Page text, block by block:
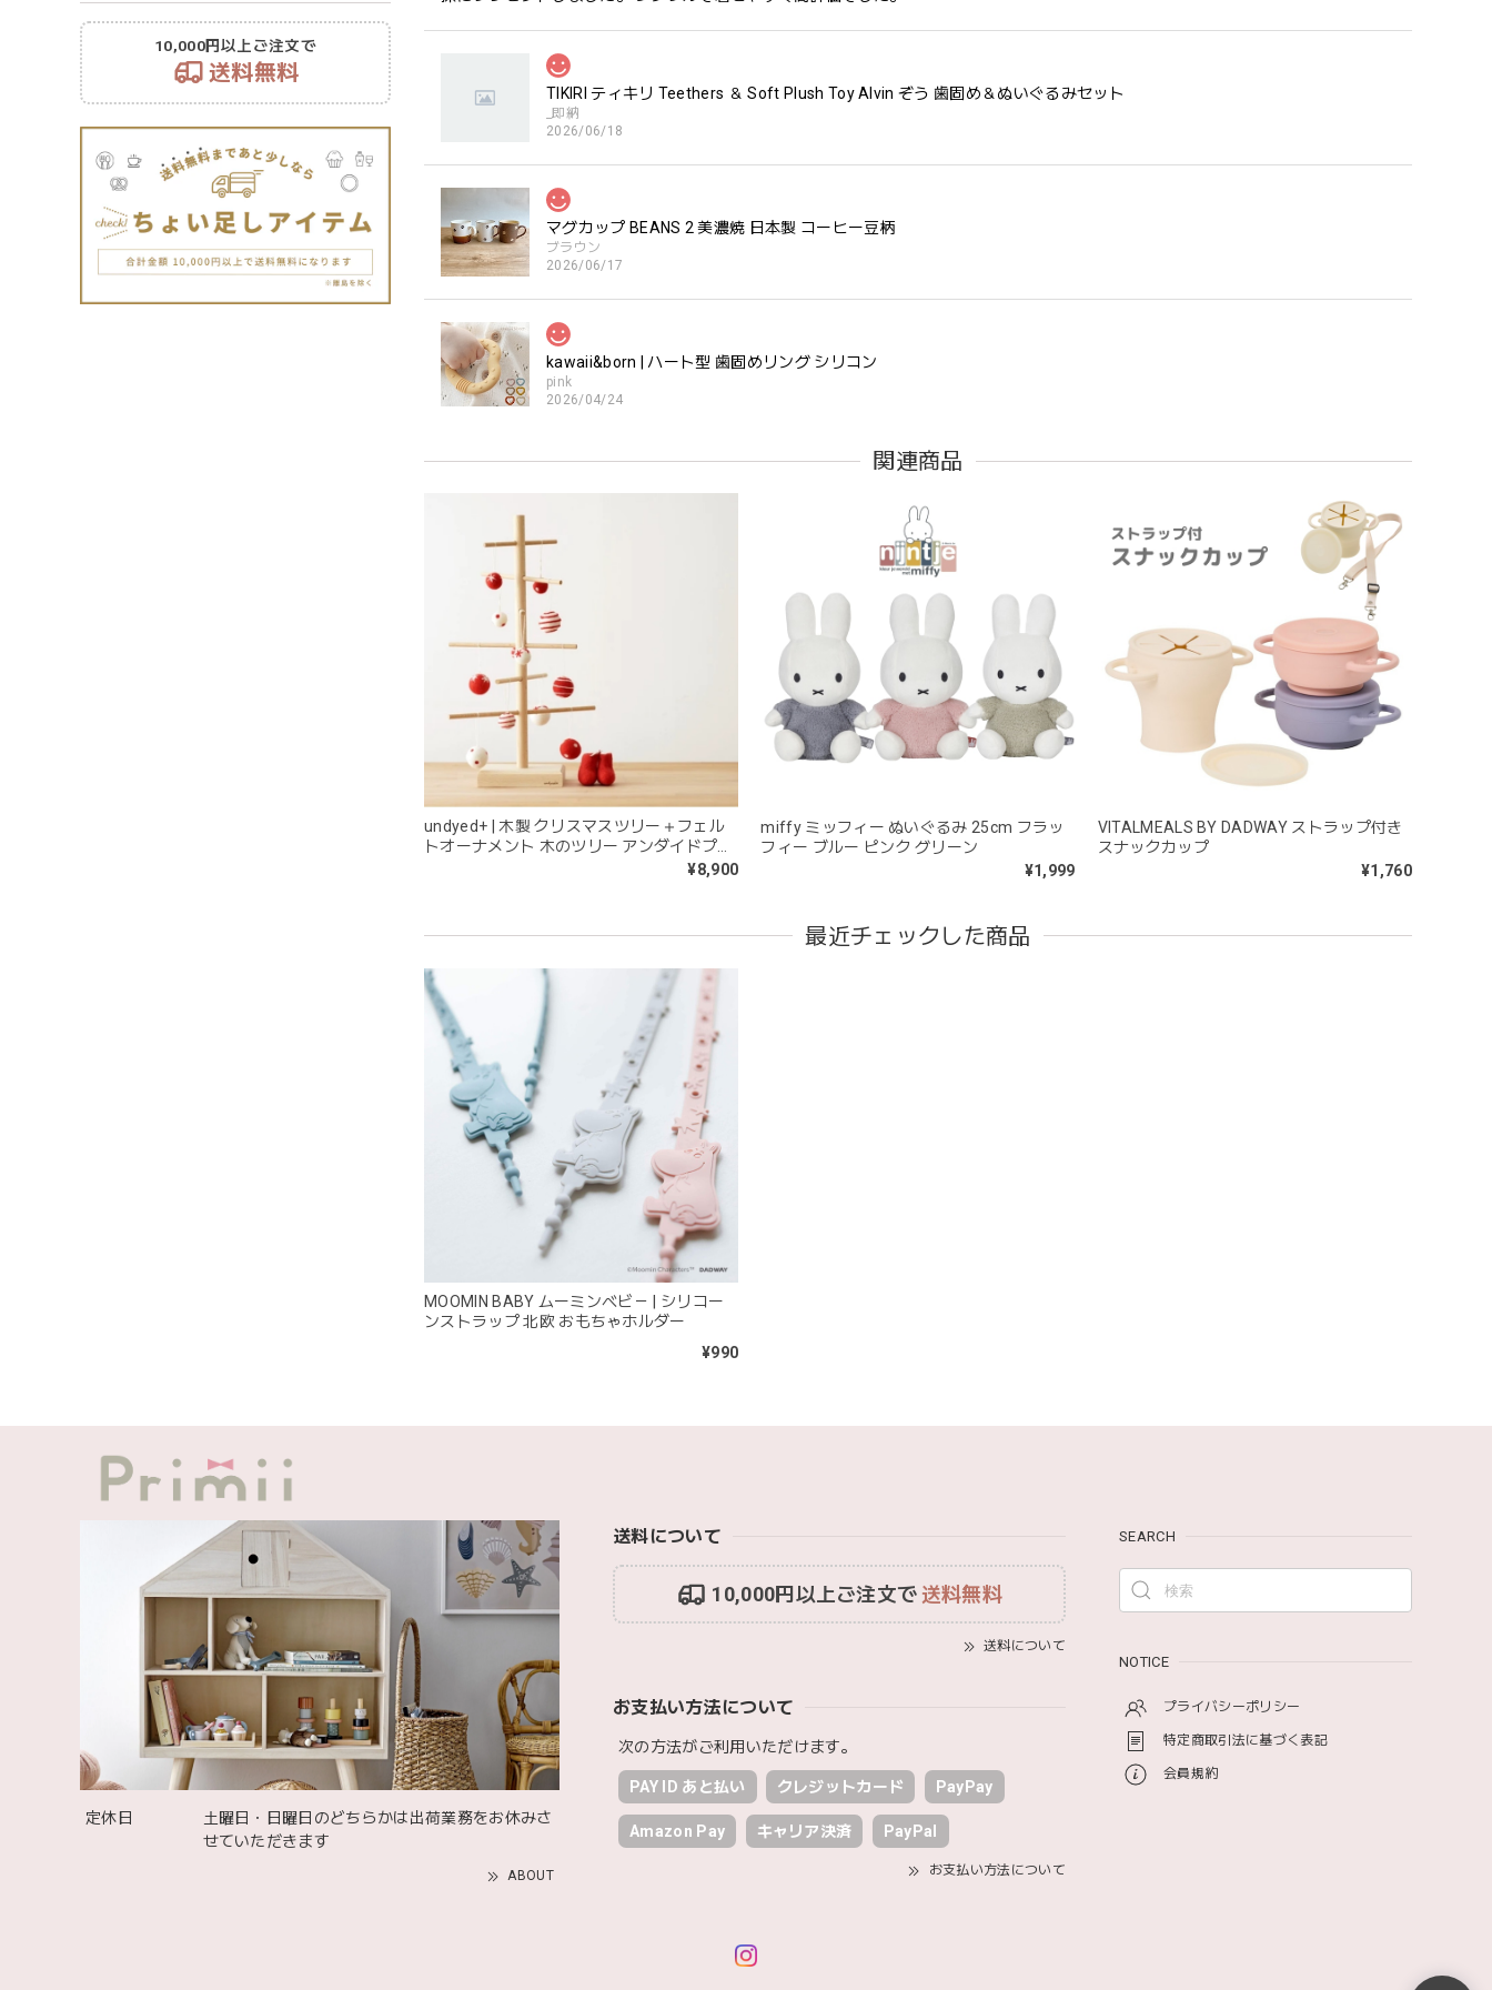
10,000円以上ご注文で
送料無料
TIKIRI ティキリ Teethers ＆ Soft Plush Toy Alvin ぞう 歯固め＆ぬいぐるみセット
_即納
2026/06/18
マグカップ BEANS 2 美濃焼 日本製 コーヒー豆柄
ブラウン
2026/06/17
kawaii&born | ハート型 歯固めリング シリコン
pink
2026/04/24
います。見た目が可愛いので遊んでいる姿もとても可愛いです。また、シリコン製なので哺乳瓶と一緒に洗ったり除菌できたり常に清
潔に保てるのも嬉しいです。
kawaii&born | くまちゃん 歯固めリング シリコン 木
moca
2026/04/24
耳の部分が咥えやすいようでよく遊んでいます。木の部分はじゃぶじゃぶ洗うことができないため衛生面は若干気になりますが、見た
目が可愛くて満足です。
blanco ブランコ | tsubu bib つぶビブ ベビースタイ 布製
gray
2026/03/26
グレーを購入しました！手持ちのビブより少し小さい作りでしたがかわいいので問題なし^ ^ありがとうございました♡
blanco | blanket clip ブランケットクリップ Lサイズ 21cmｘ6cm レザー ブランコ
きょうりゅう/K60-141
2026/01/28
この度は迅速丁寧な対応をありがとうございました(^^) 梱包も素敵で嬉しいです。
mocmof モクモフ | バースデーケーキ ブロック 布製おもちゃ おままごと 622-576205
ST ストロベリー
2026/01/19
出産祝いで渡しました。友人がとても喜んでおりました！可愛いです！
MON AMI | プル グレーグース Sサイズ ガチョウ あひる ぬいぐるみ モナミ ST1524
2026/01/17
可愛いファーストトイが届きました！ ありがとうございました！
Happy Bag - 福袋 - Mサイズ
2026/01/14
関連商品
undyed+ | 木製 クリスマスツリー＋フェル
トオーナメント 木のツリー アンダイドプラ
¥8,900
miffy ミッフィー ぬいぐるみ 25cm フラッ
フィー ブルー ピンク グリーン
¥1,999
VITALMEALS BY DADWAY ストラップ付き
スナックカップ
¥1,760
最近チェックした商品
MOOMIN BABY ムーミンべビ－ | シリコー
ンストラップ 北欧 おもちゃホルダー
¥990
定休日
土曜日・日曜日のどちらかは出荷業務をお休みさ
せていただきます
ABOUT
送料について
10,000円以上ご注文で 送料無料
送料について
お支払い方法について
次の方法がご利用いただけます。
PAY ID あと払い クレジットカード PayPay
Amazon Pay キャリア決済 PayPal
お支払い方法について
SEARCH
NOTICE
プライバシーポリシー
特定商取引法に基づく表記
会員規約